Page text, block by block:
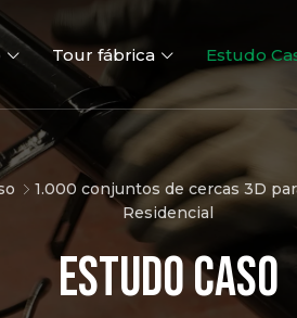
3D Cercas 2D
Tour fábrica Estudo
1.000 conjuntos de cercas 3D
Residencial
Estudo Caso